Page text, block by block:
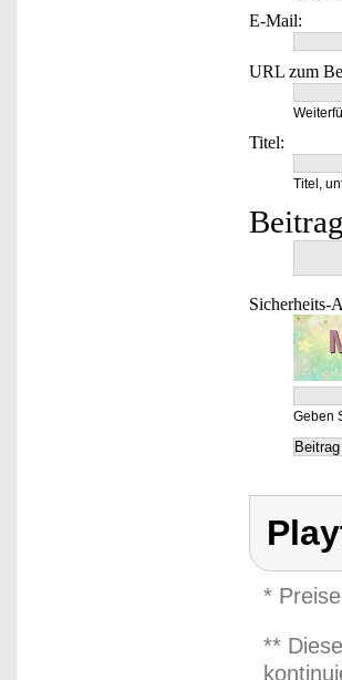
E-Mail:
URL zum
Titel:
Titel,
Sicherheits-
Geben
*
**